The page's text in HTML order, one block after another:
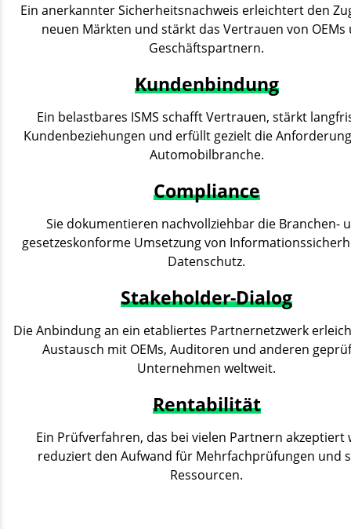
Ein anerkannter Sicherheitsnachweis erleichtert den
neuen Märkten und stärkt das Vertrauen von OEMs
Geschäftspartnern.
Kundenbindung
Ein belastbares ISMS schafft Vertrauen, stärkt
Kundenbeziehungen und erfüllt gezielt die
Automobilbranche.
Compliance
Sie dokumentieren nachvollziehbar die Branchen-
gesetzeskonforme Umsetzung von
Datenschutz.
Stakeholder-Dialog
Die Anbindung an ein etabliertes Partnernetzwerk
Austausch mit OEMs, Auditoren und anderen
Unternehmen weltweit.
Rentabilität
Ein Prüfverfahren, das bei vielen Partnern akzeptiert
reduziert den Aufwand für Mehrfachprüfungen und
Ressourcen.